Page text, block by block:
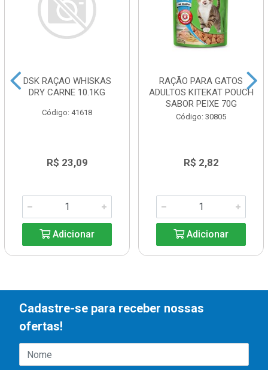
DSK RAÇAO WHISKAS
DRY CARNE 10.1KG
Código: 41618
R$ 23,09
Adicionar
RAÇÃO PARA GATOS
ADULTOS KITEKAT POUCH
SABOR PEIXE 70G
Código: 30805
R$ 2,82
Adicionar
Cadastre-se para receber nossas
ofertas!